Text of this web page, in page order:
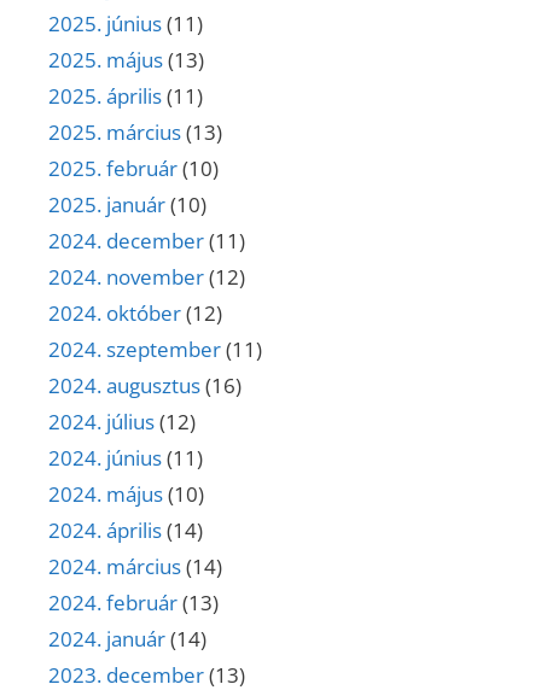
2025. június(11)
2025. május(13)
2025. április(11)
2025. március(13)
2025. február(10)
2025. január(10)
2024. december(11)
2024. november(12)
2024. október(12)
2024. szeptember(11)
2024. augusztus(16)
2024. július(12)
2024. június(11)
2024. május(10)
2024. április(14)
2024. március(14)
2024. február(13)
2024. január(14)
2023. december(13)